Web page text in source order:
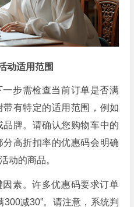
动适用范围
步需检查当前订单是否满
有特定的适用范围，例如
牌。请确认您购物车中的
高折扣率的优惠码会明确
动的商品。
素。许多优惠码要求订单
减30”。请注意，系统判